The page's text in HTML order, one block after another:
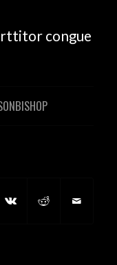
congue